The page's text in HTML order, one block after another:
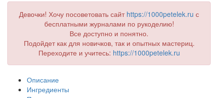
Девочки! Хочу посоветовать сайт https://1000petelek.ru с
бесплатными журналами по рукоделию!
Все доступно и понятно.
Подойдет как для новичков, так и опытных мастериц.
Переходите и учитесь: https://1000petelek.ru
Описание
Ингредиенты